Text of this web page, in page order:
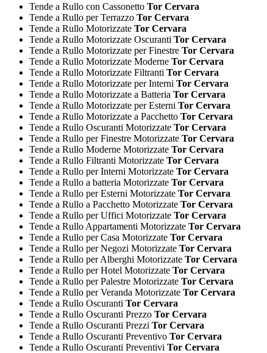
Tende a Rullo con Cassonetto Tor Cervara
Tende a Rullo per Terrazzo Tor Cervara
Tende a Rullo Motorizzate Tor Cervara
Tende a Rullo Motorizzate Oscuranti Tor Cervara
Tende a Rullo Motorizzate per Finestre Tor Cervara
Tende a Rullo Motorizzate Moderne Tor Cervara
Tende a Rullo Motorizzate Filtranti Tor Cervara
Tende a Rullo Motorizzate per Interni Tor Cervara
Tende a Rullo Motorizzate a Batteria Tor Cervara
Tende a Rullo Motorizzate per Esterni Tor Cervara
Tende a Rullo Motorizzate a Pacchetto Tor Cervara
Tende a Rullo Oscuranti Motorizzate Tor Cervara
Tende a Rullo per Finestre Motorizzate Tor Cervara
Tende a Rullo Moderne Motorizzate Tor Cervara
Tende a Rullo Filtranti Motorizzate Tor Cervara
Tende a Rullo per Interni Motorizzate Tor Cervara
Tende a Rullo a batteria Motorizzate Tor Cervara
Tende a Rullo per Esterni Motorizzate Tor Cervara
Tende a Rullo a Pacchetto Motorizzate Tor Cervara
Tende a Rullo per Uffici Motorizzate Tor Cervara
Tende a Rullo Appartamenti Motorizzate Tor Cervara
Tende a Rullo per Casa Motorizzate Tor Cervara
Tende a Rullo per Negozi Motorizzate Tor Cervara
Tende a Rullo per Alberghi Motorizzate Tor Cervara
Tende a Rullo per Hotel Motorizzate Tor Cervara
Tende a Rullo per Palestre Motorizzate Tor Cervara
Tende a Rullo per Veranda Motorizzate Tor Cervara
Tende a Rullo Oscuranti Tor Cervara
Tende a Rullo Oscuranti Prezzo Tor Cervara
Tende a Rullo Oscuranti Prezzi Tor Cervara
Tende a Rullo Oscuranti Preventivo Tor Cervara
Tende a Rullo Oscuranti Preventivi Tor Cervara